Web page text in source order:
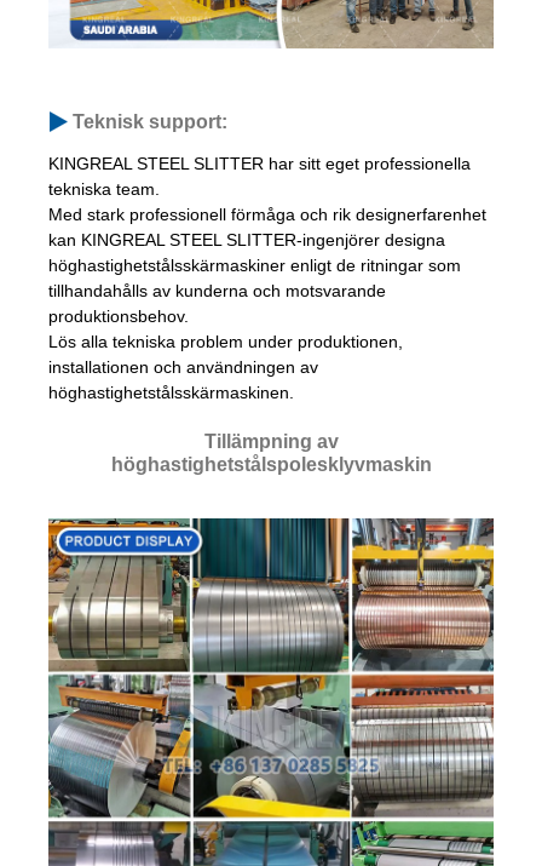
Teknisk support:
KINGREAL STEEL SLITTER har sitt eget professionella
tekniska team.
Med stark professionell förmåga och rik designerfarenhet
kan KINGREAL STEEL SLITTER-ingenjörer designa
höghastighetstålsskärmaskiner enligt de ritningar som
tillhandahålls av kunderna och motsvarande
produktionsbehov.
Lös alla tekniska problem under produktionen,
installationen och användningen av
höghastighetstålsskärmaskinen.
Tillämpning av
höghastighetstålspolesklyvmaskin